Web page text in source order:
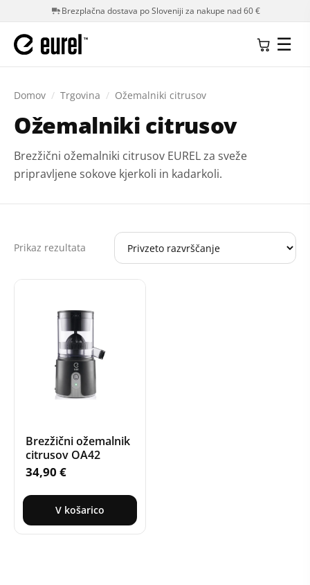
Brezplačna dostava po Sloveniji za nakupe nad 60 €
☰
Domov / Trgovina / Ožemalniki citrusov
Ožemalniki citrusov
Brezžični ožemalniki citrusov EUREL za sveže
pripravljene sokove kjerkoli in kadarkoli.
Prikaz rezultata
Brezžični ožemalnik
citrusov OA42
34,90 €
V košarico